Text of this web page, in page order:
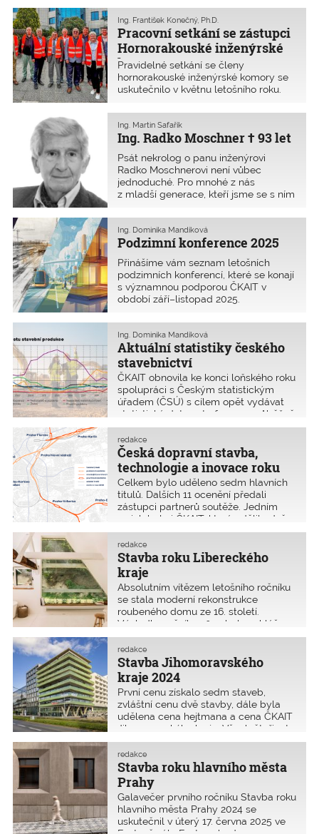
Pracovní setkání se zástupci
Hornorakouské inženýrské
komory
Ing. František Konečný, Ph.D.
Pravidelné setkání se členy
hornorakouské inženýrské komory se
uskutečnilo v květnu letošního roku.
Ing. Radko Moschner † 93 let
Ing. Martin Šafařík
Psát nekrolog o panu inženýrovi
Radko Moschnerovi není vůbec
jednoduché. Pro mnohé z nás
z mladší generace, kteří jsme se s ním
velkou profesní autoritou ve statice
a geotechnickém inženýrství. Nebyl
však jen výjimečným odborníkem. Byl
charizmatem staré školy, noblesní
pán. Odešel 8. srpna
2025 v úctyhodném věku 93 let.
Podzimní konference 2025
Ing. Dominika Mandíková
Přinášíme vám seznam letošních
podzimních konferencí, které se konají
s významnou podporou ČKAIT v
období září–listopad 2025.
Aktuální statistiky českého
stavebnictví
Ing. Dominika Mandíková
ČKAIT obnovila ke konci loňského roku
spolupráci s Českým statistickým
úřadem (ČSÚ) s cílem opět vydávat
statistická data, a to formou průběžně
aktualizované pomůcky PROFESIS
zařazené v obnovené rubrice
Informační pomůcky (IP). Statistická
data z odvětví stavebnictví jsou
důležitými údaji nejen pro stavební
firmy. Zobrazují vývoj odvětví
a umožňují predikce do období
následujících.
Česká dopravní stavba,
technologie a inovace roku
redakce
Celkem bylo uděleno sedm hlavních
titulů. Dalších 11 ocenění předali
zástupci partnerů soutěže. Jedním
z nich byla i ČKAIT, která udělila dvě
ocenění, a to cenu pro projektanta
a cenu pro stavbyvedoucího. Ceny 22.
ročníku byly předány v úterý
24. června 2025 na Galavečeru ve
Fantově sále budovy Hlavního nádraží
v Praze.
Stavba roku Libereckého
kraje
redakce
Absolutním vítězem letošního ročníku
se stala moderní rekonstrukce
roubeného domu ze 16. století.
Výsledky ročníku 2025 byly vyhlášeny
na slavnostním galavečeru 22. května
2025. Všem oceněným
a nominovaným byly rozdány
skleněné vodováhy pamětní listy. Do
letošního ročníku se přihlásilo
19 realizovaných staveb a dva
studentské projekty.
Stavba Jihomoravského
kraje 2024
redakce
První cenu získalo sedm staveb,
zvláštní cenu dvě stavby, dále byla
udělena cena hejtmana a cena ČKAIT
Jihomoravského kraje. Všech čtyřicet
staveb a třicet studentských prací,
které soutěžily o titul Stavba
Jihomoravského kraje pro rok 2024
bylo představeno ve čtvrtek 24. dubna
2024 bylo v prostorách auly Stavební
fakulty VUT.
Stavba roku hlavního města
Prahy
redakce
Galavečer prvního ročníku Stavba roku
hlavního města Prahy 2024 se
uskutečnil v úterý 17. června 2025 ve